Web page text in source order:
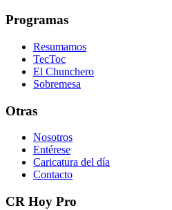
Programas
Resumamos
TecToc
El Chunchero
Sobremesa
Otras
Nosotros
Entérese
Caricatura del día
Contacto
CR Hoy Pro